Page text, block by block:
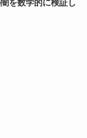
を数学的に検証し